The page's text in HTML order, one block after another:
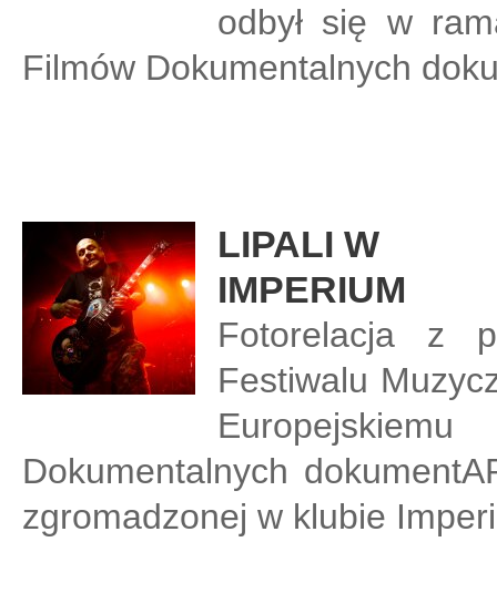
odbył się w
Filmów Dokumentalnych
LIPALI W
IMPERIUM
Fotorelacja z
Festiwalu
Dokumentalnych
zgromadzonej w klubie